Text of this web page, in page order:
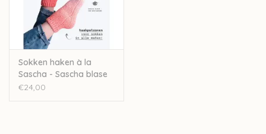
Sokken haken à la
Sascha - Sascha blase
Van Wagtendonk
€24,00